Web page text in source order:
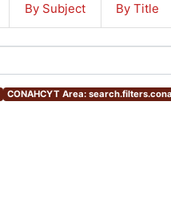
By Subject By Title
CONAHCYT Area: